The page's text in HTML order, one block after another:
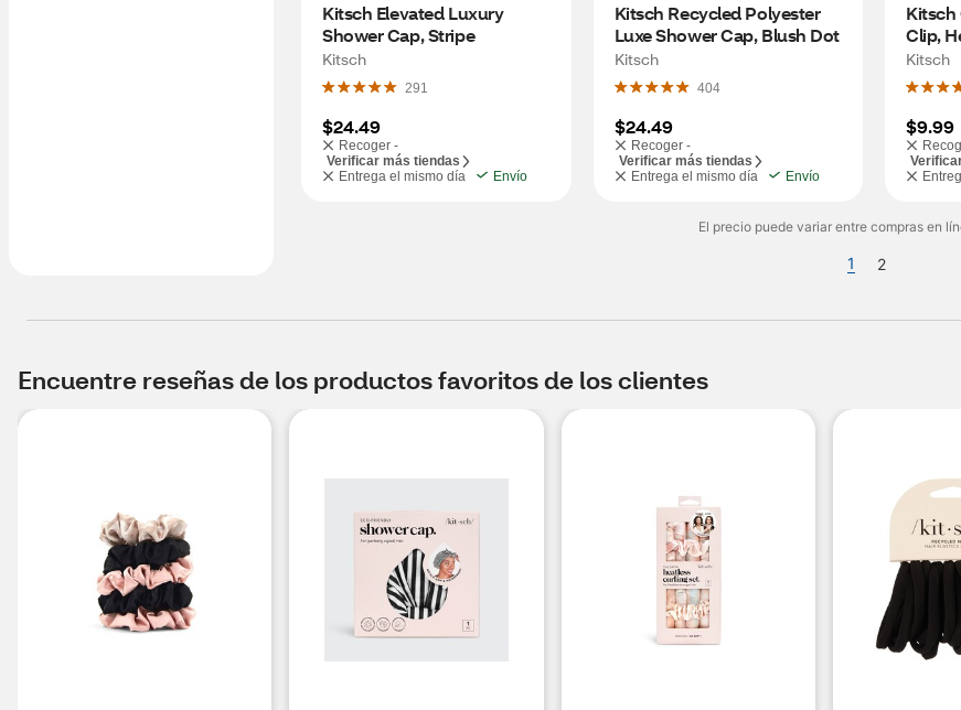
Kitsch Elevated Luxury
Shower Cap, Stripe
Kitsch
291
$24.49
Recoger -
Verificar más tiendas
Entrega el mismo día
Envío
Kitsch Recycled Polyester
Kitsch
404
$24.49
Recoger -
Verificar más tiendas
Entrega el mismo día
Envío
Kitsch
Clip,
Kitsch
$9.99
El precio puede variar entre compras en
1 2
Encuentre reseñas de los productos favoritos de los clientes